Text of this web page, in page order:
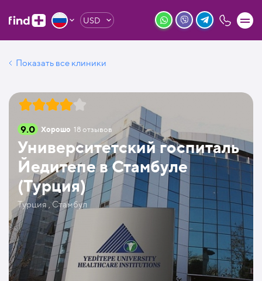
USD
Показать все клиники
9.0 Хорошо 18отзывов
Университетский госпиталь
Йедитепе в Стамбуле
(Турция)
Турция , Стамбул